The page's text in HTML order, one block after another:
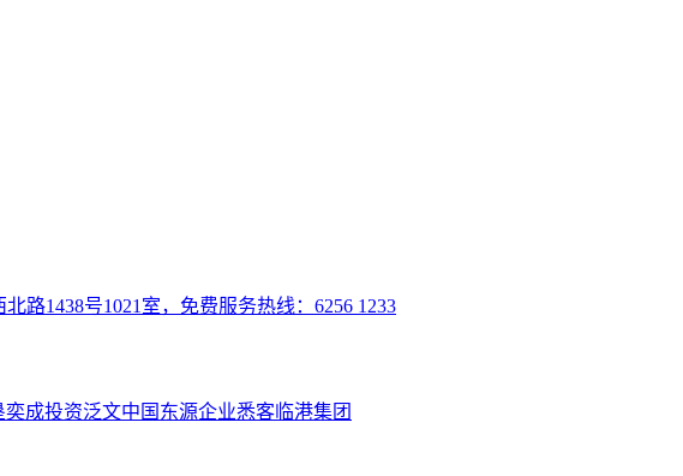
路1438号1021室，免费服务热线：6256 1233
奕成投资泛文中国 东源企业悉客 临港集团